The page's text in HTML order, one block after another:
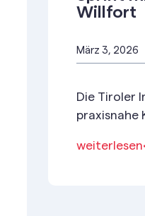
Willfort
März 3, 2026
Die Tiroler
praxisnahe
weiterlesen